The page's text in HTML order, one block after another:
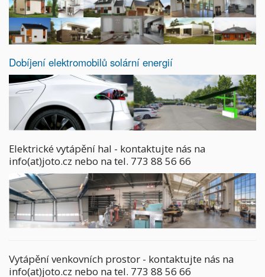
Dobíjení elektromobilů solární energií
Elektrické vytápění hal - kontaktujte nás na
info(at)joto.cz nebo na tel. 773 88 56 66
Vytápění venkovních prostor - kontaktujte nás na
info(at)joto.cz nebo na tel. 773 88 56 66